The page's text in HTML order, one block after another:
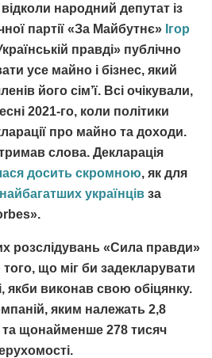
народний депутат із
партії «За Майбутнє» Ігор
правді» публічно
усе майно і бізнес, який
його сім’ї. Всі очікували,
2021-го, коли політики
про майно та доходи.
слова. Декларація
досить скромною, як для
українців за
розслідувань «Сила правди»
що міг би задекларувати
якби виконав свою обіцянку.
яким належать 2,8
та щонайменше 278 тисяч